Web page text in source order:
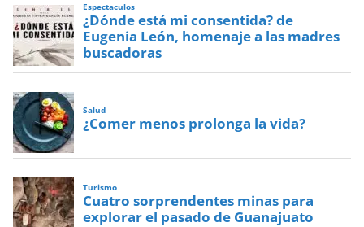
Espectaculos
¿Dónde está mi consentida? de
Eugenia León, homenaje a las madres
buscadoras
Salud
¿Comer menos prolonga la vida?
Turismo
Cuatro sorprendentes minas para
explorar el pasado de Guanajuato